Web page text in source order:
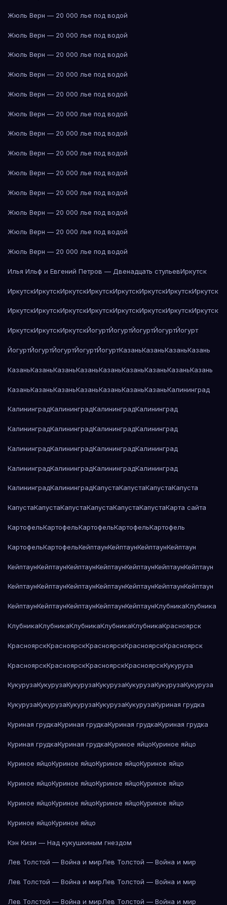
Жюль Верн — 20 000 лье под водой
Жюль Верн — 20 000 лье под водой
Жюль Верн — 20 000 лье под водой
Жюль Верн — 20 000 лье под водой
Жюль Верн — 20 000 лье под водой
Жюль Верн — 20 000 лье под водой
Жюль Верн — 20 000 лье под водой
Жюль Верн — 20 000 лье под водой
Жюль Верн — 20 000 лье под водой
Жюль Верн — 20 000 лье под водой
Жюль Верн — 20 000 лье под водой
Жюль Верн — 20 000 лье под водой
Жюль Верн — 20 000 лье под водой
Илья Ильф и Евгений Петров — Двенадцать стульевИркутск
ИркутскИркутскИркутскИркутскИркутскИркутскИркутскИркутск
ИркутскИркутскИркутскИркутскИркутскИркутскИркутскИркутск
ИркутскИркутскИркутскЙогуртЙогуртЙогуртЙогуртЙогурт
ЙогуртЙогуртЙогуртЙогуртЙогуртКазаньКазаньКазаньКазань
КазаньКазаньКазаньКазаньКазаньКазаньКазаньКазаньКазань
КазаньКазаньКазаньКазаньКазаньКазаньКазаньКалининград
КалининградКалининградКалининградКалининград
КалининградКалининградКалининградКалининград
КалининградКалининградКалининградКалининград
КалининградКалининградКалининградКалининград
КалининградКалининградКапустаКапустаКапустаКапуста
КапустаКапустаКапустаКапустаКапустаКапустаКарта сайта
КартофельКартофельКартофельКартофельКартофель
КартофельКартофельКейптаунКейптаунКейптаунКейптаун
КейптаунКейптаунКейптаунКейптаунКейптаунКейптаунКейптаун
КейптаунКейптаунКейптаунКейптаунКейптаунКейптаунКейптаун
КейптаунКейптаунКейптаунКейптаунКейптаунКлубникаКлубника
КлубникаКлубникаКлубникаКлубникаКлубникаКрасноярск
КрасноярскКрасноярскКрасноярскКрасноярскКрасноярск
КрасноярскКрасноярскКрасноярскКрасноярскКукуруза
КукурузаКукурузаКукурузаКукурузаКукурузаКукурузаКукуруза
КукурузаКукурузаКукурузаКукурузаКукурузаКуриная грудка
Куриная грудкаКуриная грудкаКуриная грудкаКуриная грудка
Куриная грудкаКуриная грудкаКуриное яйцоКуриное яйцо
Куриное яйцоКуриное яйцоКуриное яйцоКуриное яйцо
Куриное яйцоКуриное яйцоКуриное яйцоКуриное яйцо
Куриное яйцоКуриное яйцоКуриное яйцоКуриное яйцо
Куриное яйцоКуриное яйцо
Кэн Кизи — Над кукушкиным гнездом
Лев Толстой — Война и мирЛев Толстой — Война и мир
Лев Толстой — Война и мирЛев Толстой — Война и мир
Лев Толстой — Война и мирЛев Толстой — Война и мир